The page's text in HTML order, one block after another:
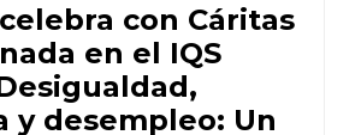
con Cáritas
en el IQS
y desempleo: Un